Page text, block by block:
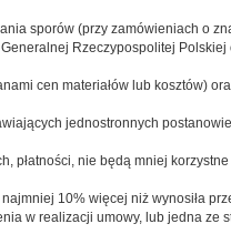
sporów (przy zamówieniach o
Rzeczypospolitej
cen materiałów lub kosztów)
jednostronnych
płatności, nie będą mniej
10% więcej niż wynosiła
w realizacji umowy, lub jedna ze